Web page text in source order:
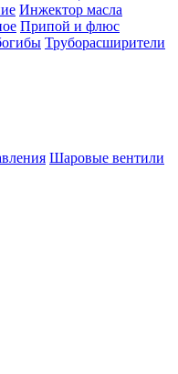
Инжектор масла
Припой и флюс
Труборасширители
Шаровые вентили